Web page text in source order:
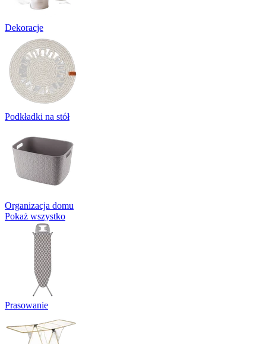
Dekoracje
Podkładki na stół
Organizacja domu
Pokaż wszystko
Prasowanie